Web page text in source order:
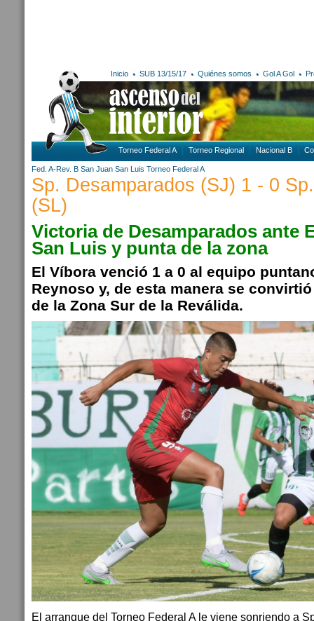
Inicio SUB 13/15/17 Quiénes somos Gol A Gol
Torneo Federal A Torneo Regional Nacional B
Fed. A-Rev. B San Juan San Luis Torneo Federal A
Sp. Desamparados (SJ) 1 - 0
(SL)
Victoria de Desamparados ante
San Luis y punta de la zona
El Víbora venció 1 a 0 al equipo
Reynoso y, de esta manera se
de la Zona Sur de la Reválida.
El arranque del Torneo Federal A le viene sonriendo a